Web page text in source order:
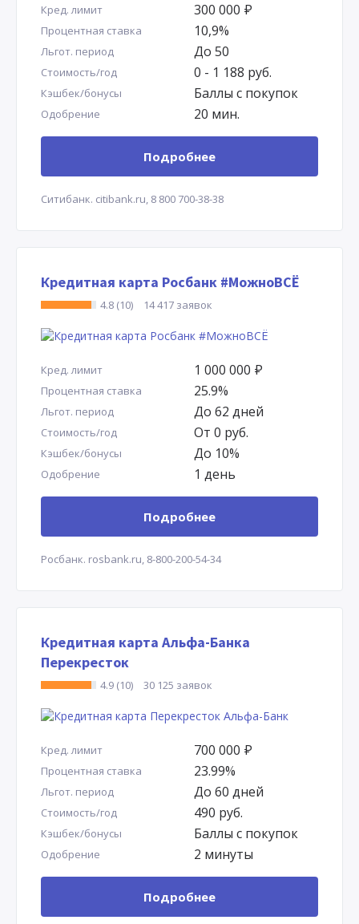
Кред. лимит 300 000 Р
Процентная ставка 10,9%
Льгот. период До 50
Стоимость/год 0 - 1 188 руб.
Кэшбек/бонусы Баллы с покупок
Одобрение 20 мин.
Подробнее
Ситибанк. citibank.ru, 8 800 700-38-38
Кредитная карта Росбанк #МожноВСЁ
4.8 (10) 14 417 заявок
Кред. лимит 1 000 000 Р
Процентная ставка 25.9%
Льгот. период До 62 дней
Стоимость/год От 0 руб.
Кэшбек/бонусы До 10%
Одобрение 1 день
Подробнее
Росбанк. rosbank.ru, 8-800-200-54-34
Кредитная карта Альфа-Банка
Перекресток
4.9 (10) 30 125 заявок
Кред. лимит 700 000 Р
Процентная ставка 23.99%
Льгот. период До 60 дней
Стоимость/год 490 руб.
Кэшбек/бонусы Баллы с покупок
Одобрение 2 минуты
Подробнее